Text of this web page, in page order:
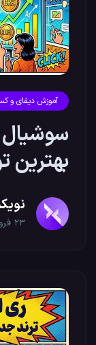
آموزش دیفای و
۲۳ فروردین ۱۴۰۵